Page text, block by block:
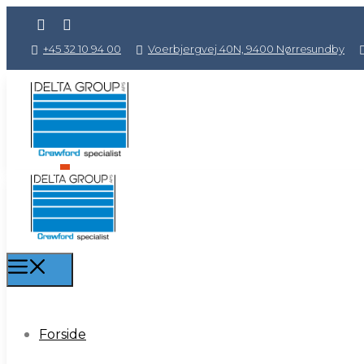
+45 32 10 94 00 Voerbjergvej 40N, 9400 Nørresundby
0
Forside